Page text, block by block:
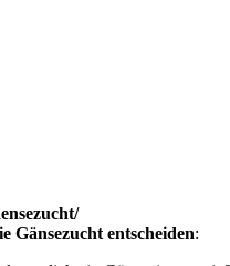
Gänsezucht entscheiden: